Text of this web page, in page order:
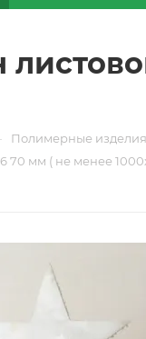
Полимерные изделия
70 мм ( не менее